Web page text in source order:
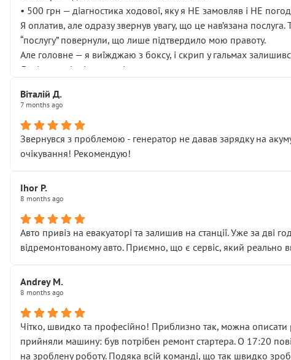
• 500 грн — діагностика ходової, яку я НЕ замовляв і НЕ
Я оплатив, але одразу звернув увагу, що це нав’язана
“послугу” повернули, що лише підтвердило мою правоту.
Але головне — я виїжджаю з боксу, і скрип у гальмах
Далі ситуація тільки погіршилась:
• що біля авто стояти вже не можна
( ну все зняли та доробили) дякую!
Окремий момент, який виглядає абсурдно:
мені заявили, що бачок гальмівної рідини потрібно міняти
Що прикро — це не перший мій візит. Раніше міняв у вас
пояснили, що це “старі гайки, які відкручували”, і попросили
Але після нинішнього візиту такі дрібниці вже не здаються
Я — клієнт, який працює на довірі, і саме її цей сервіс
Хотілося б більше:
• прозорості в роботах і рахунках
• реальної діагностики, а не формального “подивились і поїхав”
На жаль, складається враження, що сервіс працює не на
Стосовно комунікації - все добре
Віталій Д.
7 months ago
Звернувся з проблемою - генератор не давав зарядку на
очікування! Рекомендую!
Ihor P.
8 months ago
Авто привіз на евакуаторі та залишив на станції. Уже за дві
відремонтованому авто. Приємно, що є сервіс, який реально
Andrey M.
8 months ago
Чітко, швидко та професійно! Приблизно так, можна описати
прийняли машину: був потрібен ремонт стартера. О 17:20
на зроблену роботу. Подяка всій команді, що так швидко